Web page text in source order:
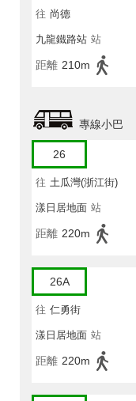
往 尚德
九龍鐵路站 站
距離 210m
專線小巴
26
往 土瓜灣(浙江街)
漾日居地面 站
距離 220m
26A
往 仁勇街
漾日居地面 站
距離 220m